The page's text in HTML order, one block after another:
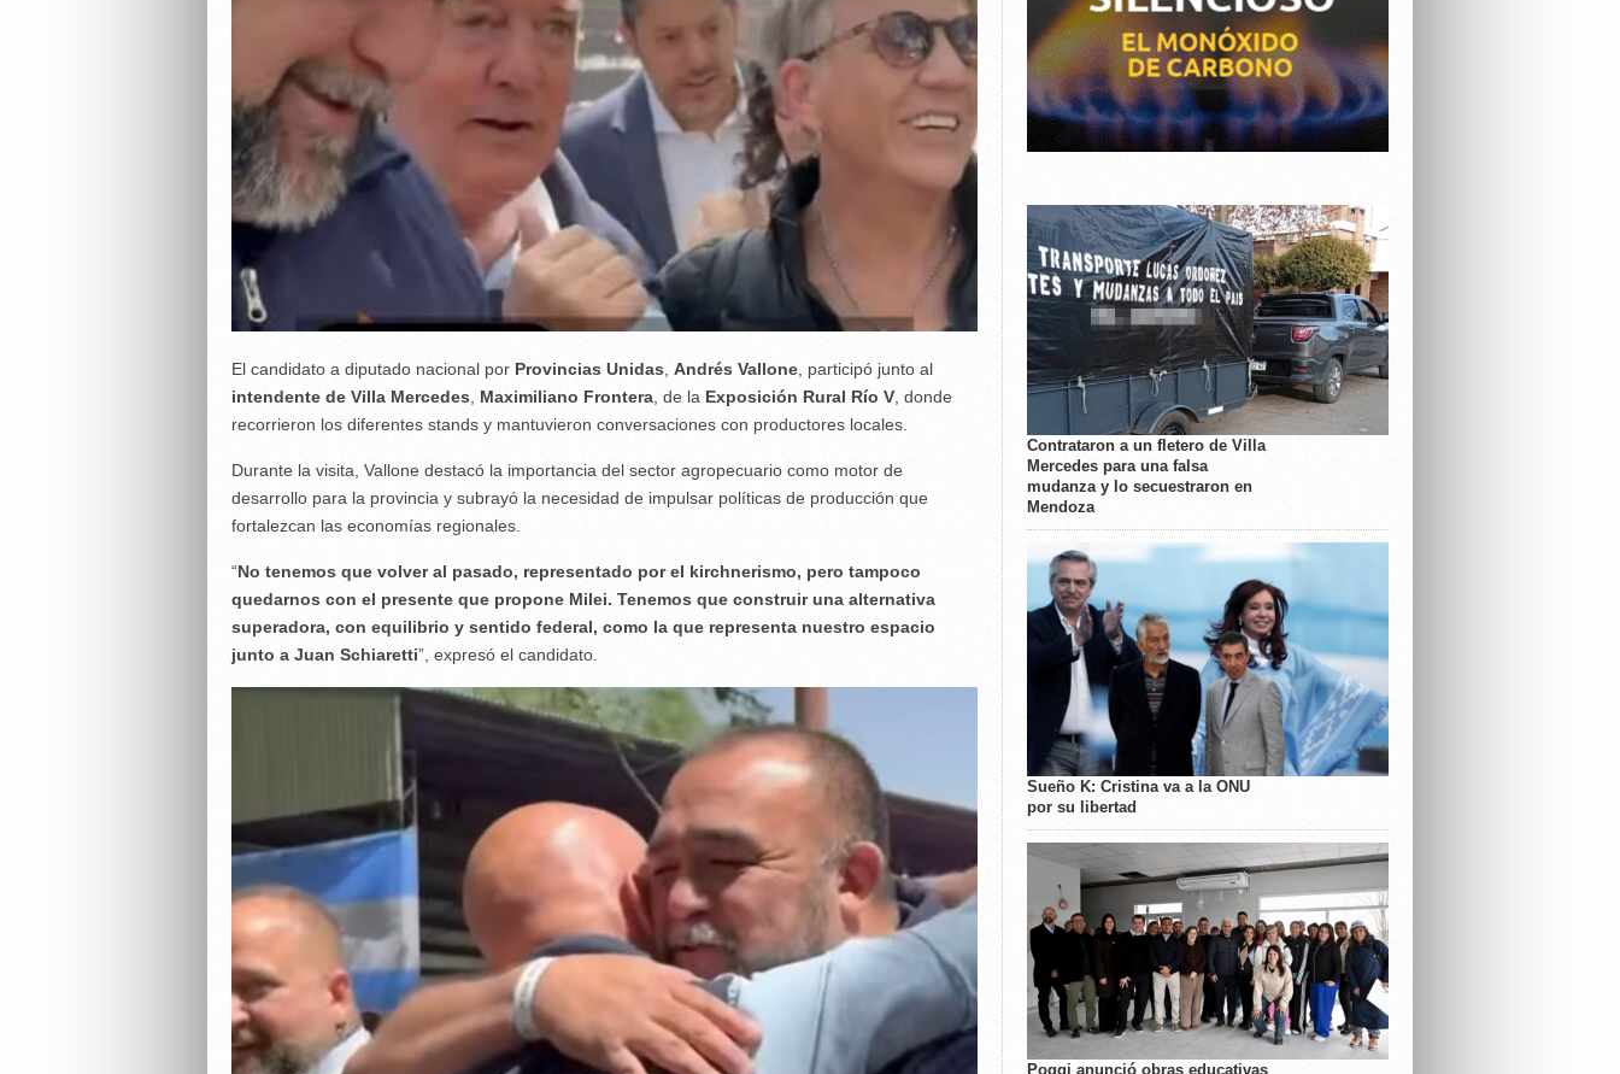
El candidato a diputado nacional por Provincias Unidas, Andrés Vallone, participó junto al
intendente de Villa Mercedes, Maximiliano Frontera, de la Exposición Rural Río V, donde
recorrieron los diferentes stands y mantuvieron conversaciones con productores locales.
Durante la visita, Vallone destacó la importancia del sector agropecuario como motor de
desarrollo para la provincia y subrayó la necesidad de impulsar políticas de producción que
fortalezcan las economías regionales.
“No tenemos que volver al pasado, representado por el kirchnerismo, pero tampoco
quedarnos con el presente que propone Milei. Tenemos que construir una alternativa
superadora, con equilibrio y sentido federal, como la que representa nuestro espacio
junto a Juan Schiaretti”, expresó el candidato.
Contrataron a un fletero de Villa
Mercedes para una falsa
mudanza y lo secuestraron en
Mendoza
Sueño K: Cristina va a la ONU
por su libertad
Poggi anunció obras educativas